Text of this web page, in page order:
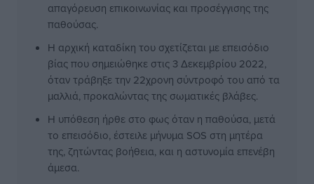
απαγόρευση επικοινωνίας και προσέγγισης της
παθούσας.
Η αρχική καταδίκη του σχετίζεται με επεισόδιο
βίας που σημειώθηκε στις 3 Δεκεμβρίου 2022,
όταν τράβηξε την 22χρονη σύντροφό του από τα
μαλλιά, προκαλώντας της σωματικές βλάβες.
Η υπόθεση ήρθε στο φως όταν η παθούσα, μετά
το επεισόδιο, έστειλε μήνυμα SOS στη μητέρα
της, ζητώντας βοήθεια, και η αστυνομία επενέβη
άμεσα.